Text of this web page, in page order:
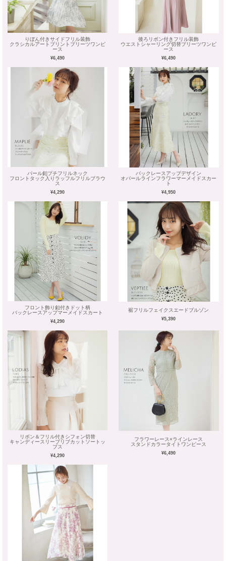
りぼん付きサイドフリル装飾
クラシカルアートプリントプリーツワンピ
ース
¥6,490
後ろリボン付きフリル装飾
ウエストシャーリング切替プリーツワンピ
ース
¥6,490
パール釦プチフリルネック
フロントタック入りラッフルフリルブラウ
ス
¥4,290
バックレースアップデザイン
オパールラインフラワーマーメイドスカー
ト
¥4,950
フロント飾り釦付きドット柄
バックレースアップマーメイドスカート
¥4,290
裾フリルフェイクスエードブルゾン
¥5,390
リボン＆フリル付きシフォン切替
キャンディースリーブリブカットソートッ
プス
¥4,290
フラワーレース×ラインレース
スタンドカラータイトワンピース
¥6,490